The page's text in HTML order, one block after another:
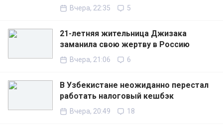
Вчера, 22:35 5
21-летняя жительница Джизака
заманила свою жертву в Россию
Вчера, 21:06 6
В Узбекистане неожиданно перестал
работать налоговый кешбэк
Вчера, 20:49 18